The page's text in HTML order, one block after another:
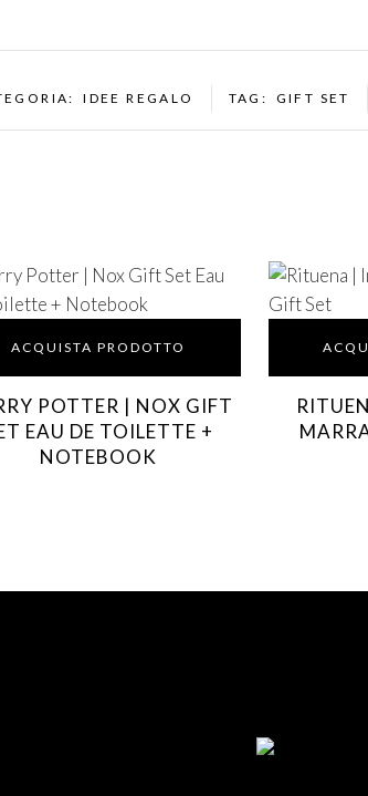
IDEE REGALO TAG: GIFT SET
ACQUISTA PRODOTTO
POTTER | NOX GIFT
EAU DE TOILETTE +
NOTEBOOK